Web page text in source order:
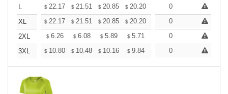
L
$ 22.17 $ 21.51 $ 20.85 $ 20.20 19.54
0
XL
$ 22.17 $ 21.51 $ 20.85 $ 20.20 19.54
0
2XL
$ 6.26 $ 6.08 $ 5.89 $ 5.71 5.52
0
3XL
$ 10.80 $ 10.48 $ 10.16 $ 9.84 9.52
0